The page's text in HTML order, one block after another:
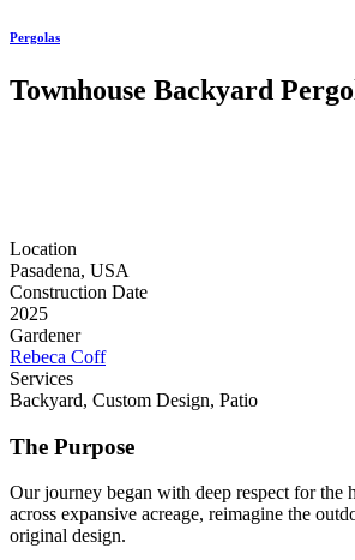
Pergolas
Townhouse Backyard
Location
Pasadena, USA
Construction Date
2025
Gardener
Rebeca Coff
Services
Backyard, Custom Design, Patio
The Purpose
Our journey began with deep respect for
across expansive acreage, reimagine the
original design.